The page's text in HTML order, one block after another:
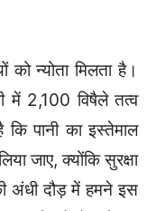
को न्योता मिलता है।
में 2,100 विषैले तत्व
पानी का इस्तेमाल
जाए, क्योंकि सुरक्षा
अंधी दौड़ में हमने इस